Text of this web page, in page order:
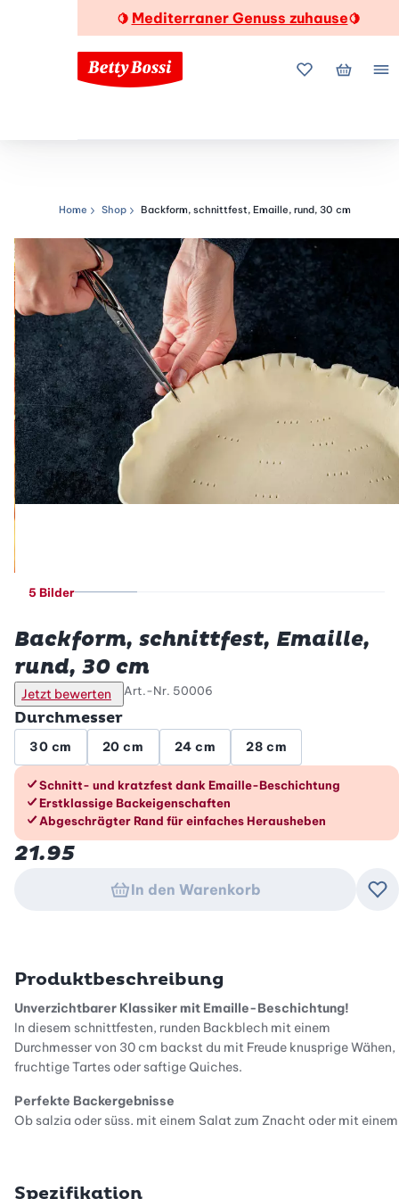
🍋 Mediterraner Genuss zuhause🍋
MeineMein
Navigationspfad
Home Shop Backform, schnittfest, Emaille, rund, 30 cm
5 Bilder
Backform, schnittfest, Emaille,
rund, 30 cm
Jetzt bewerten Art.-Nr. 50006
Durchmesser
30 cm 20 cm 24 cm 28 cm
Die Vorteile im Überblick
Schnitt- und kratzfest dank Emaille-Beschichtung
Erstklassige Backeigenschaften
Abgeschrägter Rand für einfaches Herausheben
21.95
In den Warenkorb
Produktbeschreibung
Unverzichtbarer Klassiker mit Emaille-Beschichtung!
In diesem schnittfesten, runden Backblech mit einem
Durchmesser von 30 cm backst du mit Freude knusprige Wähen,
fruchtige Tartes oder saftige Quiches.
Perfekte Backergebnisse
Ob salzig oder süss, mit einem Salat zum Znacht oder mit einem
Spezifikation